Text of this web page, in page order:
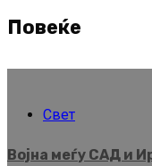
Повеќе
Свет
Војна меѓу САД и